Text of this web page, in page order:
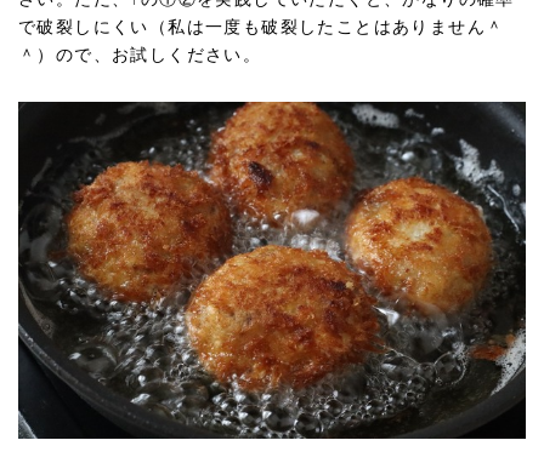
で破裂しにくい（私は一度も破裂したことはありません＾
＾）ので、お試しください。